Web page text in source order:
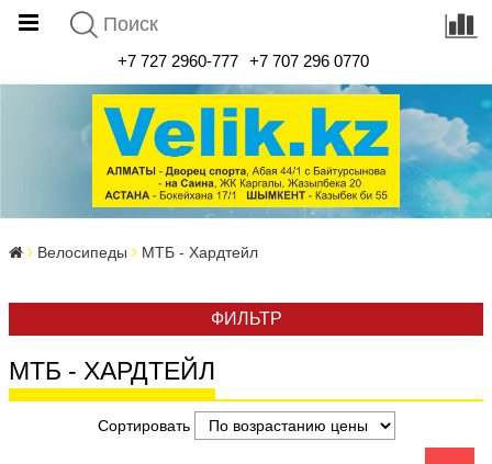
+7 727 2960-777 +7 707 296 0770
Велосипеды МТБ - Хардтейл
ФИЛЬТР
МТБ - ХАРДТЕЙЛ
Сортировать